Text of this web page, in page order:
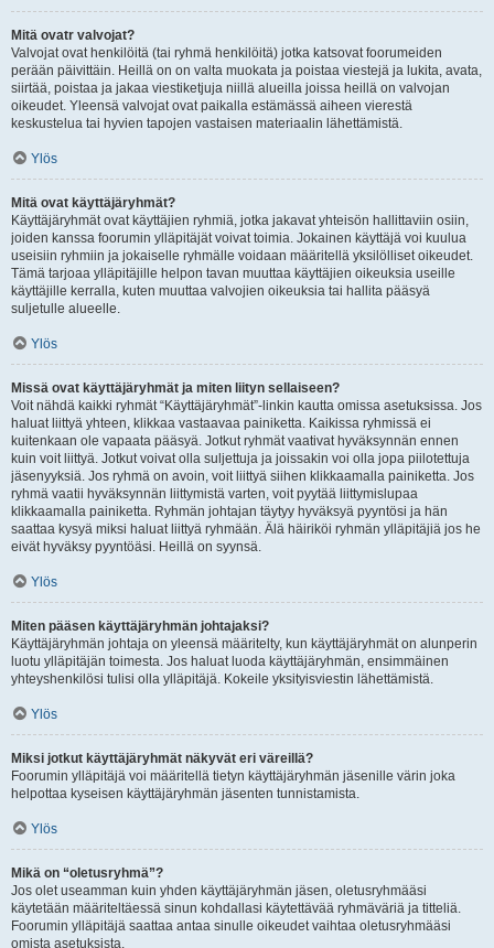
Mitä ovatr valvojat?
Valvojat ovat henkilöitä (tai ryhmä henkilöitä) jotka katsovat foorumeiden
perään päivittäin. Heillä on on valta muokata ja poistaa viestejä ja lukita, avata,
siirtää, poistaa ja jakaa viestiketjuja niillä alueilla joissa heillä on valvojan
oikeudet. Yleensä valvojat ovat paikalla estämässä aiheen vierestä
keskustelua tai hyvien tapojen vastaisen materiaalin lähettämistä.
Ylös
Mitä ovat käyttäjäryhmät?
Käyttäjäryhmät ovat käyttäjien ryhmiä, jotka jakavat yhteisön hallittaviin osiin,
joiden kanssa foorumin ylläpitäjät voivat toimia. Jokainen käyttäjä voi kuulua
useisiin ryhmiin ja jokaiselle ryhmälle voidaan määritellä yksilölliset oikeudet.
Tämä tarjoaa ylläpitäjille helpon tavan muuttaa käyttäjien oikeuksia useille
käyttäjille kerralla, kuten muuttaa valvojien oikeuksia tai hallita pääsyä
suljetulle alueelle.
Ylös
Missä ovat käyttäjäryhmät ja miten liityn sellaiseen?
Voit nähdä kaikki ryhmät “Käyttäjäryhmät”-linkin kautta omissa asetuksissa. Jos
haluat liittyä yhteen, klikkaa vastaavaa painiketta. Kaikissa ryhmissä ei
kuitenkaan ole vapaata pääsyä. Jotkut ryhmät vaativat hyväksynnän ennen
kuin voit liittyä. Jotkut voivat olla suljettuja ja joissakin voi olla jopa piilotettuja
jäsenyyksiä. Jos ryhmä on avoin, voit liittyä siihen klikkaamalla painiketta. Jos
ryhmä vaatii hyväksynnän liittymistä varten, voit pyytää liittymislupaa
klikkaamalla painiketta. Ryhmän johtajan täytyy hyväksyä pyyntösi ja hän
saattaa kysyä miksi haluat liittyä ryhmään. Älä häiriköi ryhmän ylläpitäjiä jos he
eivät hyväksy pyyntöäsi. Heillä on syynsä.
Ylös
Miten pääsen käyttäjäryhmän johtajaksi?
Käyttäjäryhmän johtaja on yleensä määritelty, kun käyttäjäryhmät on alunperin
luotu ylläpitäjän toimesta. Jos haluat luoda käyttäjäryhmän, ensimmäinen
yhteyshenkilösi tulisi olla ylläpitäjä. Kokeile yksityisviestin lähettämistä.
Ylös
Miksi jotkut käyttäjäryhmät näkyvät eri väreillä?
Foorumin ylläpitäjä voi määritellä tietyn käyttäjäryhmän jäsenille värin joka
helpottaa kyseisen käyttäjäryhmän jäsenten tunnistamista.
Ylös
Mikä on “oletusryhmä”?
Jos olet useamman kuin yhden käyttäjäryhmän jäsen, oletusryhmääsi
käytetään määriteltäessä sinun kohdallasi käytettävää ryhmäväriä ja titteliä.
Foorumin ylläpitäjä saattaa antaa sinulle oikeudet vaihtaa oletusryhmääsi
omista asetuksista.